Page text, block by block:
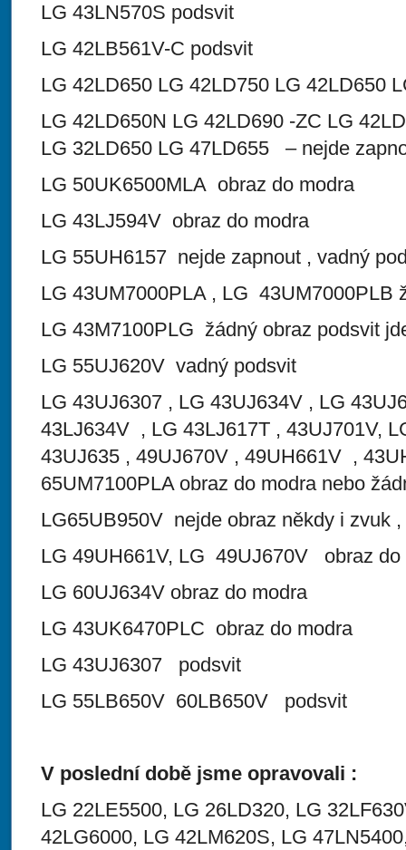
LG 43LN570S podsvit
LG 42LB561V-C podsvit
LG 42LD650 LG 42LD750 LG 42LD650
LG 42LD650N LG 42LD690 -ZC LG
LG 32LD650 LG 47LD655 – nejde
LG 50UK6500MLA obraz do modra
LG 43LJ594V obraz do modra
LG 55UH6157 nejde zapnout , vadný
LG 43UM7000PLA , LG 43UM7000PLB
LG 43M7100PLG žádný obraz podsvit
LG 55UJ620V vadný podsvit
LG 43UJ6307 , LG 43UJ634V , LG
43LJ634V , LG 43LJ617T , 43UJ701V,
43UJ635 , 49UJ670V , 49UH661V ,
65UM7100PLA obraz do modra nebo
LG65UB950V nejde obraz někdy i zvuk
LG 49UH661V, LG 49UJ670V obraz do
LG 60UJ634V obraz do modra
LG 43UK6470PLC obraz do modra
LG 43UJ6307 podsvit
LG 55LB650V 60LB650V podsvit
V poslední době jsme opravovali :
LG 22LE5500, LG 26LD320, LG
42LG6000, LG 42LM620S, LG